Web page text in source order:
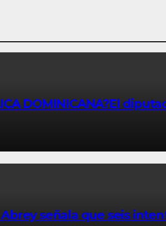
DOMINICANA?El
Abrey señala que seis